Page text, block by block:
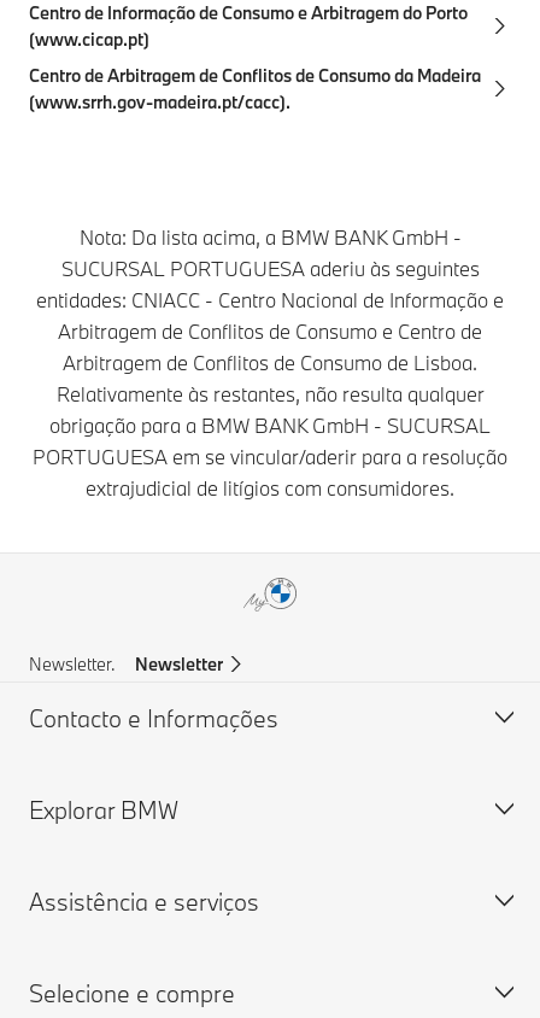
Centro de Informação de Consumo e Arbitragem do Porto
(www.cicap.pt)
Centro de Arbitragem de Conflitos de Consumo da Madeira
(www.srrh.gov-madeira.pt/cacc).
Nota: Da lista acima, a BMW BANK GmbH -
SUCURSAL PORTUGUESA aderiu às seguintes
entidades: CNIACC - Centro Nacional de Informação e
Arbitragem de Conflitos de Consumo e Centro de
Arbitragem de Conflitos de Consumo de Lisboa.
Relativamente às restantes, não resulta qualquer
obrigação para a BMW BANK GmbH - SUCURSAL
PORTUGUESA em se vincular/aderir para a resolução
extrajudicial de litígios com consumidores.
Newsletter. Newsletter
Contacto e Informações
Apoio ao cliente
Assistência em caso de acidente
Pesquisar um concessionário
Explorar BMW
Sobre nós
Grupo BMW
Assistência e serviços
Marcação de Serviço
Selecione e compre